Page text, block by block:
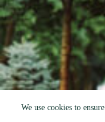
We use cookies to